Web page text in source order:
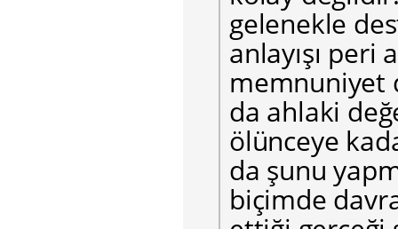
gelenekle
anlayışı
memnuniyet
da ahlaki
ölünceye
da şunu
biçimde